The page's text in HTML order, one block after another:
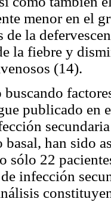
menor en el
de la
la fiebre y
(14).
publicado en
basal, han sido
sólo 22
infección